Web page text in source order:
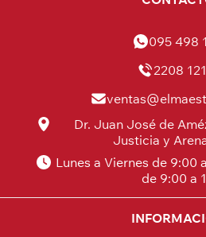
095 498
2208
Dr. Juan José de
Justicia y
Lunes a Viernes de 9:00
de 9:00 a